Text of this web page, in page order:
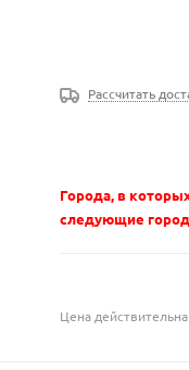
Рассчитать
Города, в
следующие
Цена